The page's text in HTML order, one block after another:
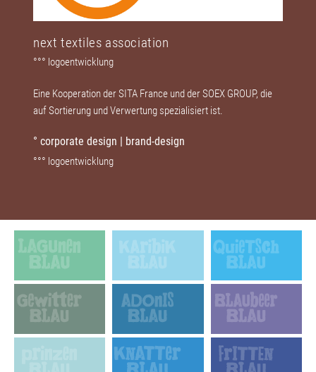
next textiles association
°°° logoentwicklung
Eine Kooperation der SITA France und der SOEX GROUP, die
auf Sortierung und Verwertung spezialisiert ist.
° corporate design | brand-design
°°° logoentwicklung